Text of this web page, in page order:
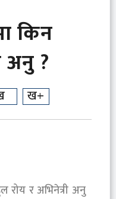
किन
अनु ?
ख+
रोय र अभिनेत्री अनु